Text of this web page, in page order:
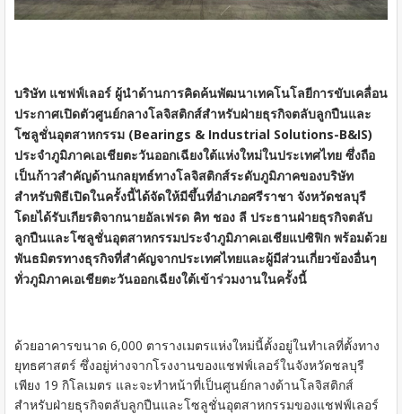
บริษัท แชฟฟ์เลอร์ ผู้นำด้านการคิดค้นพัฒนาเทคโนโลยีการขับเคลื่อน
ประกาศเปิดตัวศูนย์กลางโลจิสติกส์สำหรับฝ่ายธุรกิจตลับลูกปืนและ
โซลูชั่นอุตสาหกรรม (Bearings & Industrial Solutions-B&IS)
ประจำภูมิภาคเอเชียตะวันออกเฉียงใต้แห่งใหม่ในประเทศไทย ซึ่งถือ
เป็นก้าวสำคัญด้านกลยุทธ์ทางโลจิสติกส์ระดับภูมิภาคของบริษัท
สำหรับพิธีเปิดในครั้งนี้ได้จัดให้มีขึ้นที่อำเภอศรีราชา จังหวัดชลบุรี
โดยได้รับเกียรติจากนายอัลเฟรด คิท ชอง ลี ประธานฝ่ายธุรกิจตลับ
ลูกปืนและโซลูชั่นอุตสาหกรรมประจำภูมิภาคเอเชียแปซิฟิก พร้อมด้วย
พันธมิตรทางธุรกิจที่สำคัญจากประเทศไทยและผู้มีส่วนเกี่ยวข้องอื่นๆ
ทั่วภูมิภาคเอเชียตะวันออกเฉียงใต้เข้าร่วมงานในครั้งนี้
ด้วยอาคารขนาด 6,000 ตารางเมตรแห่งใหม่นี้ตั้งอยู่ในทำเลที่ตั้งทาง
ยุทธศาสตร์ ซึ่งอยู่ห่างจากโรงงานของแชฟฟ์เลอร์ในจังหวัดชลบุรี
เพียง 19 กิโลเมตร และจะทำหน้าที่เป็นศูนย์กลางด้านโลจิสติกส์
สำหรับฝ่ายธุรกิจตลับลูกปืนและโซลูชั่นอุตสาหกรรมของแชฟฟ์เลอร์